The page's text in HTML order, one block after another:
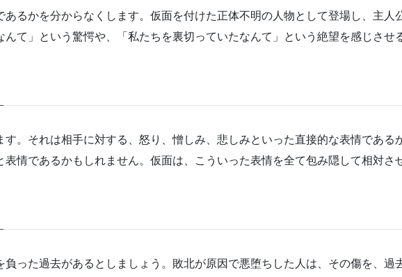
るかを分からなくします。仮面を付けた正体不明の人物として登場し、主人
て」という驚愕や、「私たちを裏切っていたなんて」という絶望を感じさせ
。それは相手に対する、怒り、憎しみ、悲しみといった直接的な表情である
情であるかもしれません。仮面は、こういった表情を全て包み隠して相対さ
った過去があるとしましょう。敗北が原因で悪堕ちした人は、その傷を、過